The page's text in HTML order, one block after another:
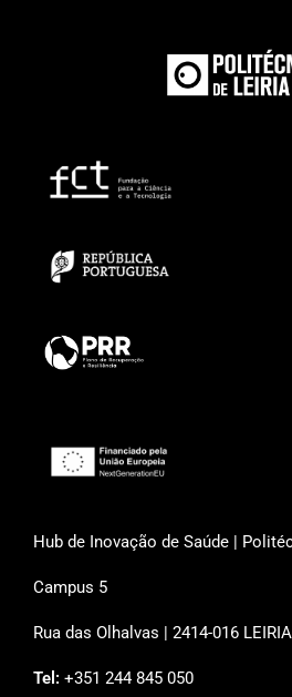
Hub de Inovação de Saúde |
Campus 5
Rua das Olhalvas | 2414-016 LEIRIA
Tel: +351 244 845 050